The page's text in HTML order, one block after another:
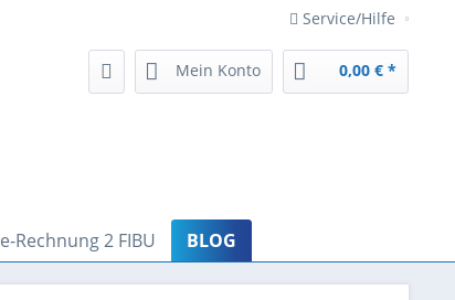
Service/Hilfe
Mein Konto 0,00 € *
e-Rechnung 2 FIBU BLOG